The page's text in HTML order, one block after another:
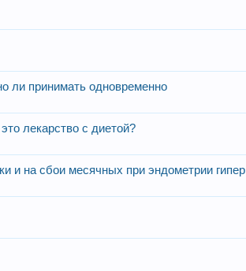
ли принимать одновременно
лекарство с диетой?
и на сбои месячных при эндометрии гипер